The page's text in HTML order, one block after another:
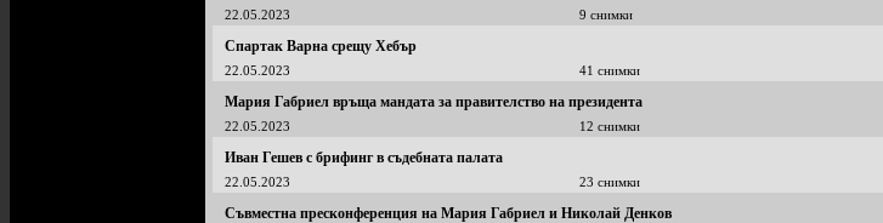
22.05.2023 9 снимки
Спартак Варна срещу Хебър
22.05.2023 41 снимки
Мария Габриел връща мандата за правителство на президента
22.05.2023 12 снимки
Иван Гешев с брифинг в съдебната палата
22.05.2023 23 снимки
Съвместна пресконференция на Мария Габриел и Николай Денков